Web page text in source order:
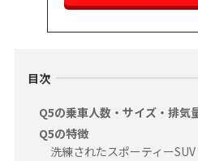
目次
Q5の乗車人数・サイズ・排気
Q5の特徴
洗練されたスポーティーSUV